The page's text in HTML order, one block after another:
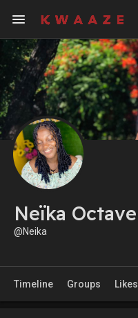
Neïka Octave
@Neika
Timeline Groups Likes